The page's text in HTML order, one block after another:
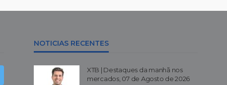
NOTICIAS RECENTES
XTB | Destaques da manhã nos
mercados, 07 de Agosto de 2026